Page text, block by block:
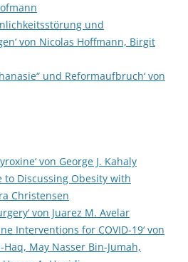
und
von Nicolas Hoffmann, Birgit
und Reformaufbruch‘ von
von George J. Kahaly
to Discussing Obesity with
Christensen
von Juarez M. Avelar
Interventions for COVID-19‘ von
May Nasser Bin-Jumah,